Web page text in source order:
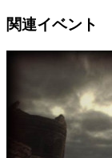
関連イベント